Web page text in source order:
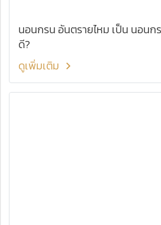
นอนกรน อันตรายไหม เป็น นอนก
ดี?
ดูเพิ่มเติม